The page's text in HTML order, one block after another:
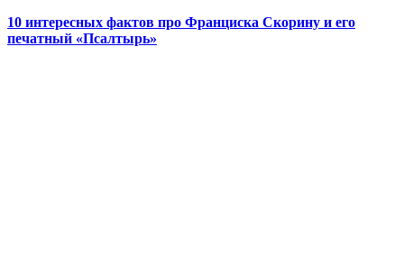
10 интересных фактов про Франциска Скорину и его
печатный «Псалтырь»